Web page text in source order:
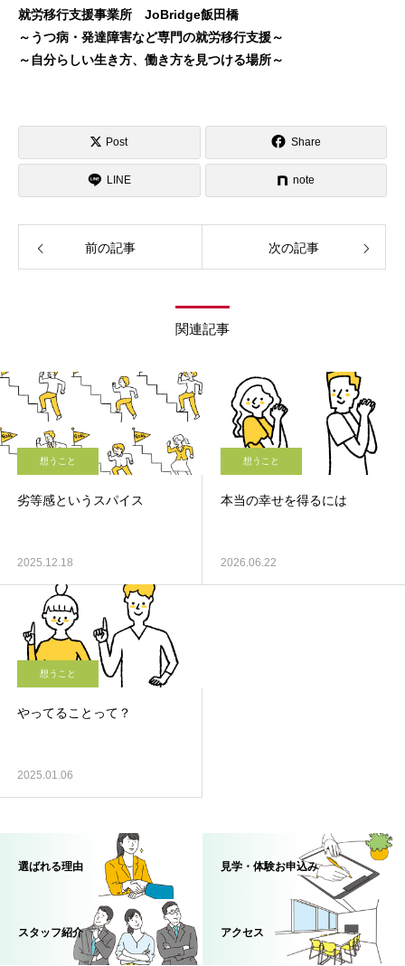
就労移行支援事業所 JoBridge飯田橋
～うつ病・発達障害など専門の就労移行支援～
～自分らしい生き方、働き方を見つける場所～
Post Share
LINE note
前の記事 次の記事
関連記事
想うこと
劣等感というスパイス
2025.12.18
想うこと
本当の幸せを得るには
2026.06.22
想うこと
やってることって？
2025.01.06
選ばれる理由 見学・体験お申込み
スタッフ紹介 アクセス